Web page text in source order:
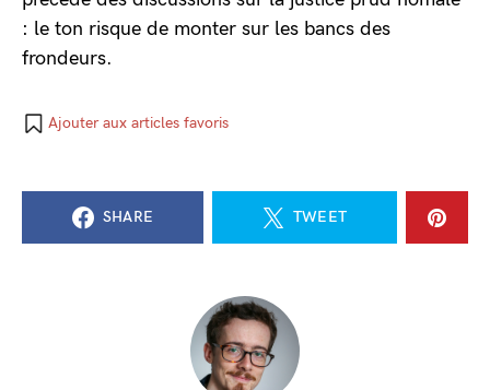
: le ton risque de monter sur les bancs des
frondeurs.
Ajouter aux articles favoris
SHARE TWEET